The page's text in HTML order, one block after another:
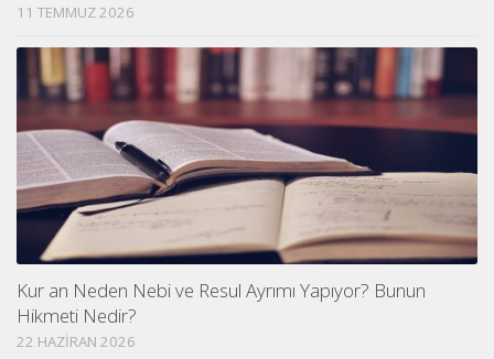
11 TEMMUZ 2026
Kur an Neden Nebi ve Resul Ayrımı Yapıyor? Bunun
Hikmeti Nedir?
22 HAZIRAN 2026